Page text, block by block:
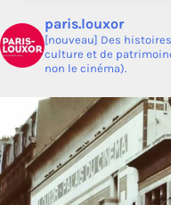
paris.louxor
[nouveau] Des
culture et de
non le cinéma).